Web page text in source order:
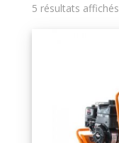
5 résultats affichés